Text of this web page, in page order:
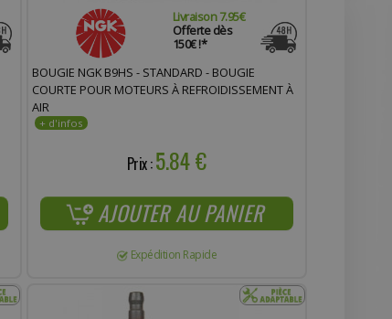
Livraison 7.95€
Offerte dès
150€ !*
BOUGIE NGK B9HS - STANDARD - BOUGIE
COURTE POUR MOTEURS À REFROIDISSEMENT À
AIR
Prix :5.84 €
AJOUTER AU PANIER
Expédition Rapide